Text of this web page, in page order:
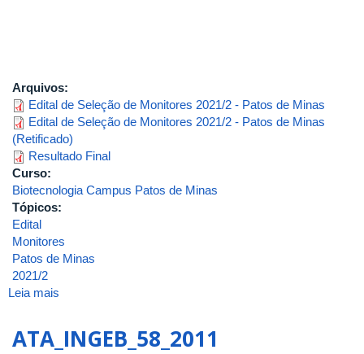
Arquivos:
Edital de Seleção de Monitores 2021/2 - Patos de Minas
Edital de Seleção de Monitores 2021/2 - Patos de Minas
(Retificado)
Resultado Final
Curso:
Biotecnologia Campus Patos de Minas
Tópicos:
Edital
Monitores
Patos de Minas
2021/2
Leia mais
Seleção
ATA_INGEB_58_2011